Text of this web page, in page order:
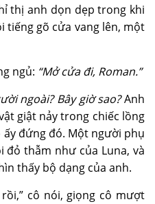
thị anh dọn dẹp trong khi
tiếng gõ cửa vang lên, một
ngủ: “Mở cửa đi, Roman.”
ngoài? Bây giờ sao?Anh
giật nảy trong chiếc lồng
đứng đó. Một người phụ
thẫm như của Luna, và
thấy bộ dạng của anh.
rồi,” cô nói, giọng cô mượt